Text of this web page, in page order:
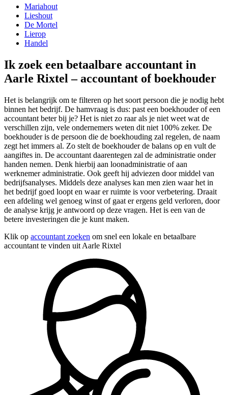
Mariahout
Lieshout
De Mortel
Lierop
Handel
Ik zoek een betaalbare accountant in
Aarle Rixtel – accountant of boekhouder
Het is belangrijk om te filteren op het soort persoon die je nodig hebt
binnen het bedrijf. De hamvraag is dus: past een boekhouder of een
accountant beter bij je? Het is niet zo raar als je niet weet wat de
verschillen zijn, vele ondernemers weten dit niet 100% zeker. De
boekhouder is de persoon die de boekhouding zal regelen, de naam
zegt het immers al. Zo stelt de boekhouder de balans op en vult de
aangiftes in. De accountant daarentegen zal de administratie onder
handen nemen. Denk hierbij aan loonadministratie of aan
werknemer administratie. Ook geeft hij adviezen door middel van
bedrijfsanalyses. Middels deze analyses kan men zien waar het in
het bedrijf goed loopt en waar er ruimte is voor verbetering. Draait
een afdeling wel genoeg winst of gaat er ergens geld verloren, door
de analyse krijg je antwoord op deze vragen. Het is een van de
betere investeringen die je kunt maken.
Klik op accountant zoeken om snel een lokale en betaalbare
accountant te vinden uit Aarle Rixtel